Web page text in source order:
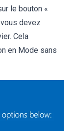
le bouton «
devez
Cela
en Mode sans